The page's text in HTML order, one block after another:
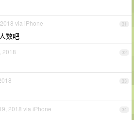
31
via iPhone
数吧
32
2018
33
34
2018 via iPhone